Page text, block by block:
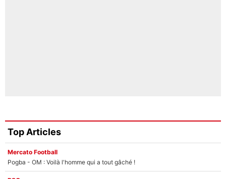
Top Articles
Mercato Football
Pogba - OM : Voilà l'homme qui a tout gâché !